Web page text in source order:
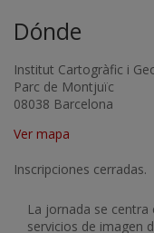
Dónde
Institut Cartogràfic i
Parc de Montjuïc
08038 Barcelona
Ver mapa
Inscripciones cerradas.
La jornada se
servicios de imagen